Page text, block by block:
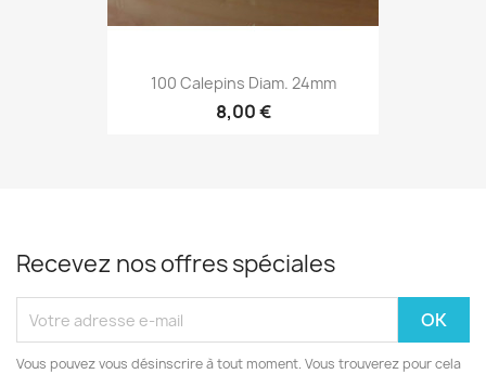
100 Calepins Diam. 24mm
8,00 €
Recevez nos offres spéciales
Vous pouvez vous désinscrire à tout moment. Vous trouverez pour cela